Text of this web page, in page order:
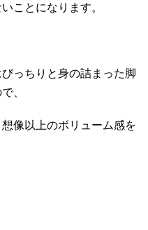
ことになります。
っちりと身の詰まった脚
、
想像以上のボリューム感を